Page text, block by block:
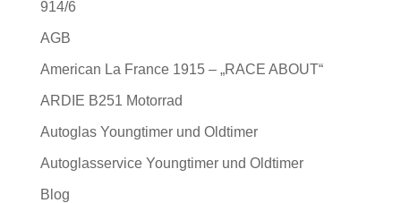
914/6
AGB
American La France 1915 – „RACE ABOUT“
ARDIE B251 Motorrad
Autoglas Youngtimer und Oldtimer
Autoglasservice Youngtimer und Oldtimer
Blog